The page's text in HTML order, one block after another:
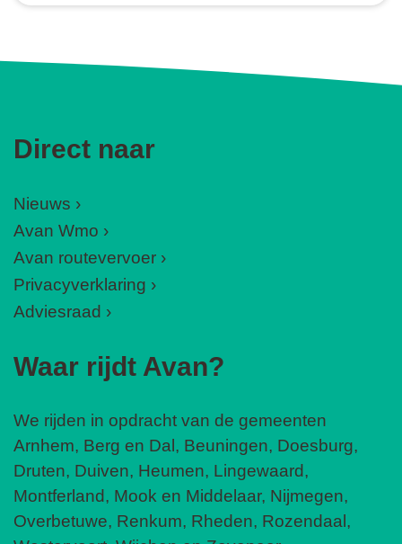
Direct naar
Nieuws
Avan Wmo
Avan routevervoer
Privacyverklaring
Adviesraad
Waar rijdt Avan?
We rijden in opdracht van de gemeenten
Arnhem, Berg en Dal, Beuningen, Doesburg,
Druten, Duiven, Heumen, Lingewaard,
Montferland, Mook en Middelaar, Nijmegen,
Overbetuwe, Renkum, Rheden, Rozendaal,